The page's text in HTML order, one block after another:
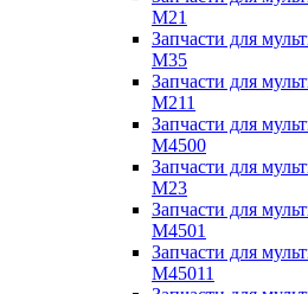
M21
Запчасти для
M35
Запчасти для
M211
Запчасти для
M4500
Запчасти для
M23
Запчасти для
M4501
Запчасти для
M45011